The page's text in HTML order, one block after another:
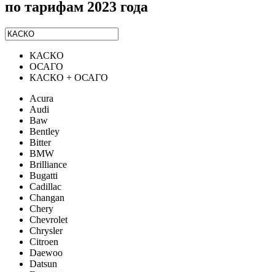
по тарифам 2023 года
КАСКО
ОСАГО
КАСКО + ОСАГО
Acura
Audi
Baw
Bentley
Bitter
BMW
Brilliance
Bugatti
Cadillac
Changan
Chery
Chevrolet
Chrysler
Citroen
Daewoo
Datsun